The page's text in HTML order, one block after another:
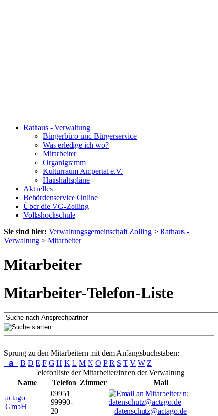
Rathaus - Verwaltung
Bürgerbüro und Bürgerservice
Was erledige ich wo?
Mitarbeiter
Organigramm
Kulturraum Ampertal e.V.
Haushaltspläne
Aktuelles
Behördenservice Online
Über die VG-Zolling
Volkshochschule
Sie sind hier: Verwaltungsgemeinschaft Zolling > Rathaus -
Verwaltung > Mitarbeiter
Mitarbeiter
Mitarbeiter-Telefon-Liste
Sprung zu den Mitarbeitern mit dem Anfangsbuchstaben:
a B D E F G H K L M N O P R S T V W Z
Telefonliste der Mitarbeiter/innen der Verwaltung
Name
Telefon Zimmer
Mail
actago
GmbH
09951
99990-
20
datenschutz@actago.de